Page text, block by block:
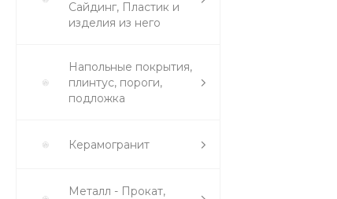
Сайдинг, Пластик и
изделия из него
Напольные покрытия,
плинтус, пороги,
подложка
Керамогранит
Металл - Прокат,